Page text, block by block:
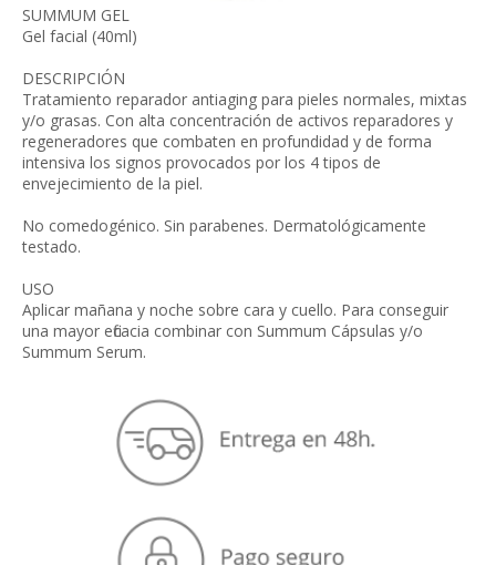
SUMMUM GEL
Gel facial (40ml)
DESCRIPCIÓN
Tratamiento reparador antiaging para pieles normales, mixtas
y/o grasas. Con alta concentración de activos reparadores y
regeneradores que combaten en profundidad y de forma
intensiva los signos provocados por los 4 tipos de
envejecimiento de la piel.
No comedogénico. Sin parabenes. Dermatológicamente
testado.
USO
Aplicar mañana y noche sobre cara y cuello. Para conseguir
una mayor eficacia combinar con Summum Cápsulas y/o
Summum Serum.